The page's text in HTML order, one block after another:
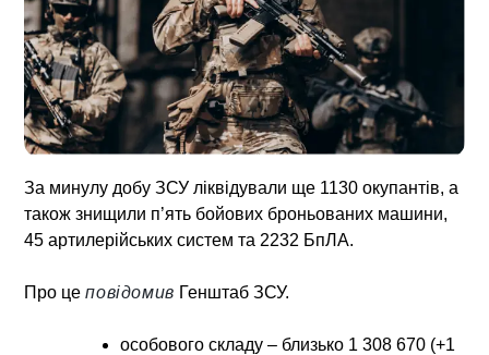
За минулу добу ЗСУ ліквідували ще 1130 окупантів, а
також знищили п’ять бойових броньованих машини,
45 артилерійських систем та 2232 БпЛА.
Про цеповідомив Генштаб ЗСУ.
особового складу – близько 1 308 670 (+1